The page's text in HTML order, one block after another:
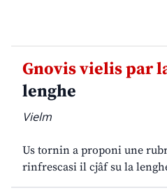
Gnovis vielis par
lenghe
Vielm
Us tornin a proponi une
rinfrescasi il cjâf su la